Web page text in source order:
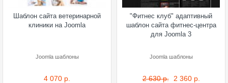
Шаблон сайта ветеринарной
клиники на Joomla
Joomla шаблоны
4 070 р.
"Фитнес клуб" адаптивный
шаблон сайта фитнес-центра
для Joomla 3
Joomla шаблоны
2 630 р. 2 360 р.